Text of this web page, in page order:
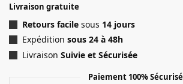
Livraison gratuite
Retours facile sous 14 jours
Expédition sous 24 à 48h
Livraison Suivie et Sécurisée
Paiement 100% Sécurisé